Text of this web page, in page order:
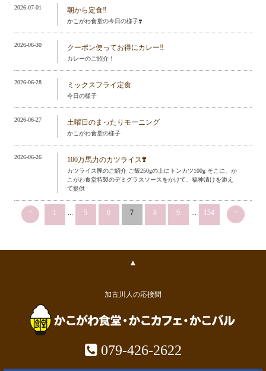
2026-07-01 朝から定食‼️
かこがわ食堂の今日の様子❣️
2026-06-30 クーポン使ってお得にカレー‼️
カレーのご紹介！
2026-06-28 ミックスフライ定食
今日の様子
2026-06-27 土曜日のまったりモーニング
かこがわ食堂の様子
2026-06-26 100万馬力のカツライス❣️
カツライス豚のご紹介 ご飯250gの上にトンカツ100g そこに、か
こがわ食堂特製のデミグラスソースをかけて、福神漬けを添え
て提供
< 1 ... 5 6 7 8 9 ... 154 >
▲
加古川人の応接間
079-426-2622